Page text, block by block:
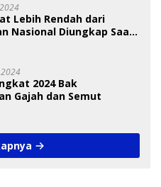
Lebih Rendah dari
Nasional Diungkap Saat
2024 Bak
Gajah dan Semut